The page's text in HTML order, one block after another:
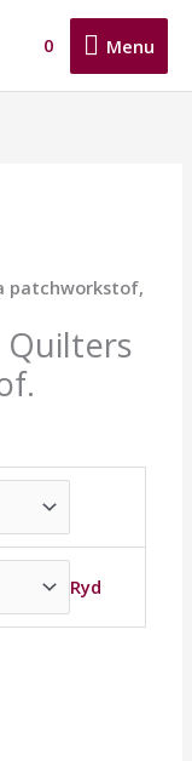
Menu
Menu
0
patchworkstof,
Ryd